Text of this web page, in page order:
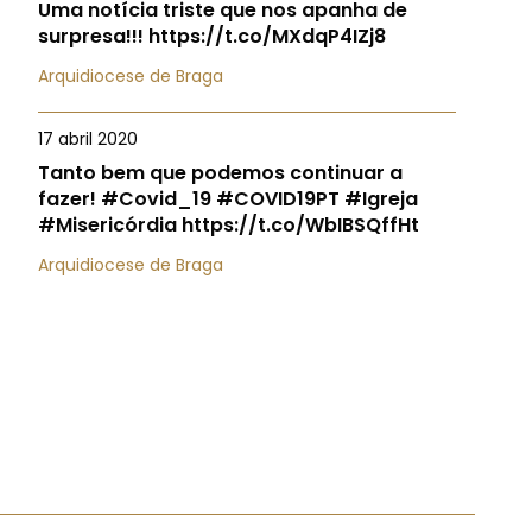
Uma notícia triste que nos apanha de
surpresa!!! https://t.co/MXdqP4IZj8
Arquidiocese de Braga
17 abril 2020
Tanto bem que podemos continuar a
fazer! #Covid_19 #COVID19PT #Igreja
#Misericórdia https://t.co/WbIBSQffHt
Arquidiocese de Braga